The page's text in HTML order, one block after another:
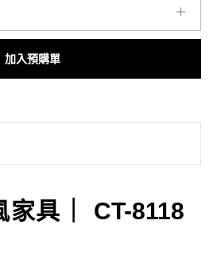
Add to cart
家具｜ CT-8118